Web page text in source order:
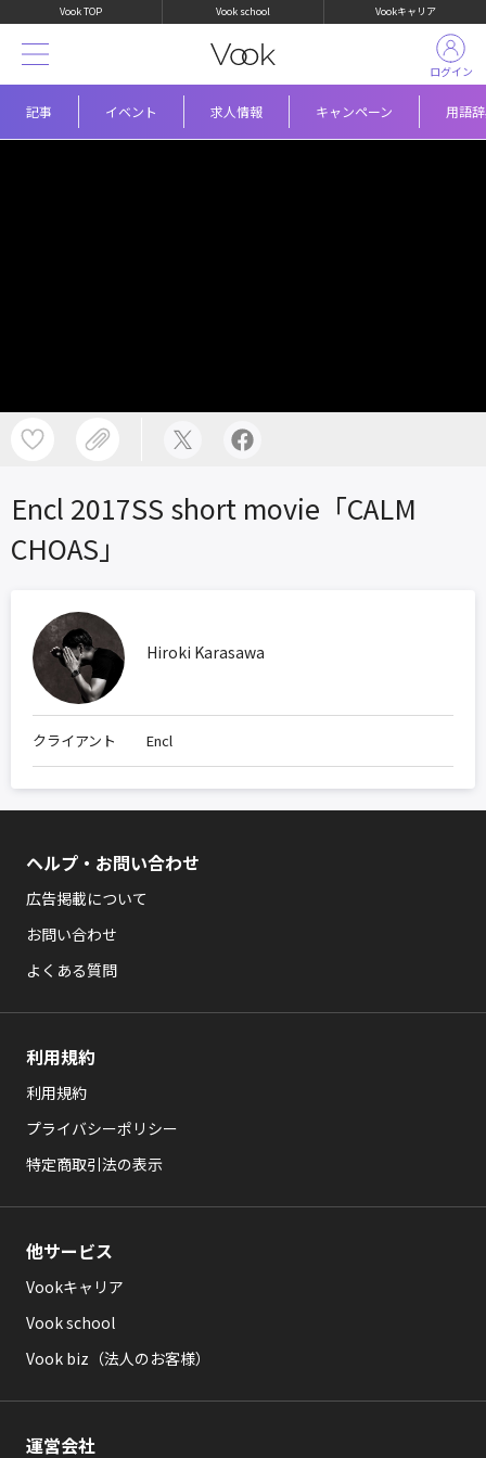
Vook TOP Vook school Vookキャリア
記事 イベント 求人情報 キャンペーン 用語
ログイン
Encl 2017SS short movie「CALM
CHOAS」
Hiroki Karasawa
クライアント Encl
ヘルプ・お問い合わせ
広告掲載について
お問い合わせ
よくある質問
利用規約
利用規約
プライバシーポリシー
特定商取引法の表示
他サービス
Vookキャリア
Vook school
Vook biz（法人のお客様）
運営会社